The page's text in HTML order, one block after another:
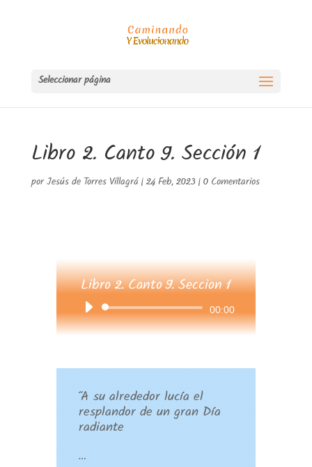
Seleccionar página
Libro 2. Canto 9. Sección 1
por Jesús de Torres Villagrá | 24 Feb, 2023 | 0 Comentarios
Libro 2. Canto 9. Seccion 1
Reproductor
de
00:00
“A su alrededor lucía el
resplandor de un gran Día
radiante
…